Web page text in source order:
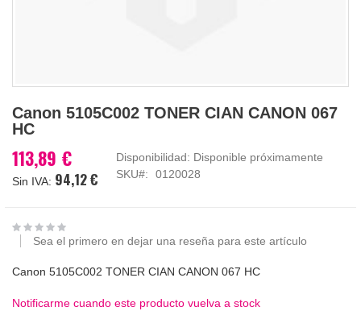
al
comienzo
la
galería
Canon 5105C002 TONER CIAN CANON 067
HC
113,89 €
94,12 €
Disponibilidad: Disponible próximamente
SKU
0120028
Sea el primero en dejar una reseña para este artículo
Canon 5105C002 TONER CIAN CANON 067 HC
Notificarme cuando este producto vuelva a stock